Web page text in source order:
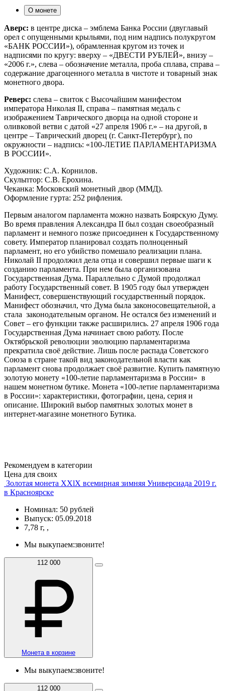
О монете
Аверс: в центре диска – эмблема Банка России (двуглавый
орел c опущенными крыльями, под ним надпись полукругом
«БАНК РОССИИ»), обрамленная кругом из точек и
надписями по кругу: вверху – «ДВЕСТИ РУБЛЕЙ», внизу –
«2006 г.», слева – обозначение металла, проба сплава, справа –
содержание драгоценного металла в чистоте и товарный знак
монетного двора.
Реверс: слева – свиток с Высочайшим манифестом
императора Николая II, справа – памятная медаль с
изображением Таврического дворца на одной стороне и
оливковой ветви с датой «27 апреля 1906 г.» – на другой, в
центре – Таврический дворец (г. Санкт-Петербург), по
окружности – надпись: «100-ЛЕТИЕ ПАРЛАМЕНТАРИЗМА
В РОССИИ».
Художник: С.А. Корнилов.
Скульптор: С.В. Ерохина.
Чеканка: Московский монетный двор (ММД).
Оформление гурта: 252 рифления.
Первым аналогом парламента можно назвать Боярскую Думу.
Во время правления Александра II был создан своеобразный
парламент и немного позже присоединен к Государственному
совету. Император планировал создать полноценный
парламент, но его убийство помешало реализации плана.
Николай II продолжил дела отца и совершил первые шаги к
созданию парламента. При нем была организована
Государственная Дума. Параллельно с Думой продолжал
работу Государственный совет. В 1905 году был утвержден
Манифест, совершенствующий государственный порядок.
Манифест обозначил, что Дума была законосовещательной, а
стала законодательным органом. Не остался без изменений и
Совет – его функции также расширились. 27 апреля 1906 года
Государственная Дума начинает свою работу. После
Октябрьской революции эволюцию парламентаризма
прекратила своё действие. Лишь после распада Советского
Союза в стране такой вид законодательной власти как
парламент снова продолжает своё развитие. Купить памятную
золотую монету «100-летие парламентаризма в России» в
нашем монетном бутике. Монета «100-летие парламентаризма
в России»: характеристики, фотографии, цена, серия и
описание. Широкий выбор памятных золотых монет в
интернет-магазине монетного Бутика.
Рекомендуем в категории
Цена для своих
Золотая монета XXlX всемирная зимняя Универсиада 2019 г.
в Красноярске
Номинал: 50 рублей
Выпуск: 05.09.2018
7,78 г, ,
Мы выкупаем:звоните!
112 000
Монета в корзине
Мы выкупаем:звоните!
112 000